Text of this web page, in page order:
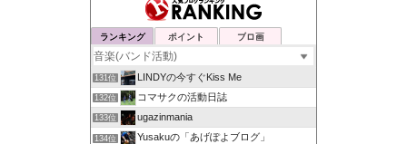
ランキング ポイント ブロ画
131位 LINDYの今すぐKiss Me
132位 コマサクの活動日誌
133位 ugazinmania
134位 Yusakuの「あげぽよブログ」